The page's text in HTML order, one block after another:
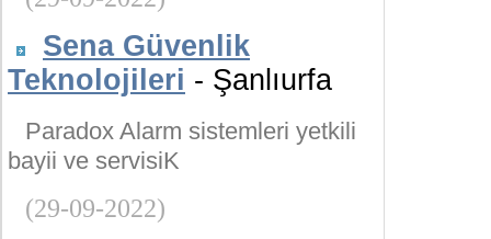
Sena Güvenlik
Teknolojileri - Şanlıurfa
Paradox Alarm sistemleri yetkili
bayii ve servisiK
(29-09-2022)